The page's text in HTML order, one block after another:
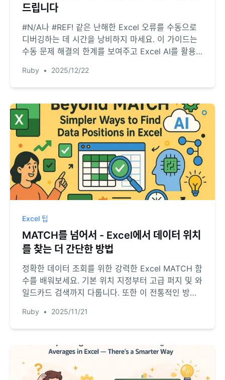
드립니다
#N/A나 #REF! 같은 난해한 Excel 오류를 수동으로
디버깅하는 데 시간을 낭비하지 마세요. 이 가이드는
수동 문제 해결의 한계를 보여주고 Excel AI를 활용
작성하게 하여 오류 코드가 아닌 통찰력에 집중하세
요.
Ruby • 2025/12/22
Excel 팁
MATCH를 넘어서 - Excel에서 데이터 위치
를 찾는 더 간단한 방법
정확한 데이터 조회를 위한 강력한 Excel MATCH 함
수를 배워보세요. 기본 위치 지정부터 고급 퍼지 및 와
일드카드 검색까지 다룹니다. 또한 이 전통적인 방법
반 접근법을 비교해 볼 것입니다.
Ruby • 2025/11/21